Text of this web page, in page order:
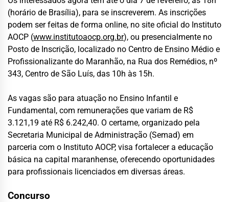
(horário de Brasília), para se inscreverem. As inscrições
podem ser feitas de forma online, no site oficial do Instituto
AOCP (www.institutoaocp.org.br), ou presencialmente no
Posto de Inscrição, localizado no Centro de Ensino Médio e
Profissionalizante do Maranhão, na Rua dos Remédios, nº
343, Centro de São Luís, das 10h às 15h.
As vagas são para atuação no Ensino Infantil e
Fundamental, com remunerações que variam de R$
3.121,19 até R$ 6.242,40. O certame, organizado pela
Secretaria Municipal de Administração (Semad) em
parceria com o Instituto AOCP, visa fortalecer a educação
básica na capital maranhense, oferecendo oportunidades
para profissionais licenciados em diversas áreas.
Concurso